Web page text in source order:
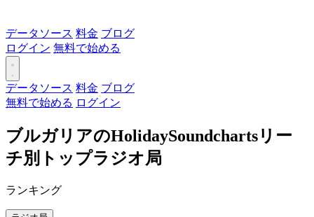
データソース 料金 ブログ
ログイン 無料で始める
データソース 料金 ブログ
無料で始める ログイン
ブルガリアのHolidaySoundchartsリー
チ別トップラジオ局
ランキング